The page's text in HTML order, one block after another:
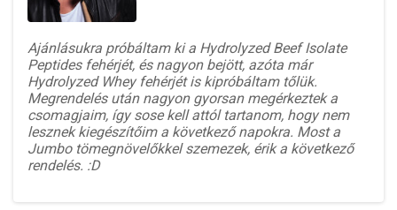
Ajánlásukra próbáltam ki a Hydrolyzed Beef Isolate
Peptides fehérjét, és nagyon bejött, azóta már
Hydrolyzed Whey fehérjét is kipróbáltam tőlük.
Megrendelés után nagyon gyorsan megérkeztek a
csomagjaim, így sose kell attól tartanom, hogy nem
lesznek kiegészítőim a következő napokra. Most a
Jumbo tömegnövelőkkel szemezek, érik a következő
rendelés. :D